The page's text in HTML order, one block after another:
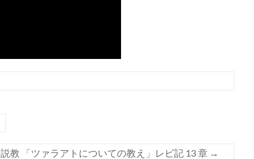
説教 「ツァラアトについての教え」レビ記 13 章 →